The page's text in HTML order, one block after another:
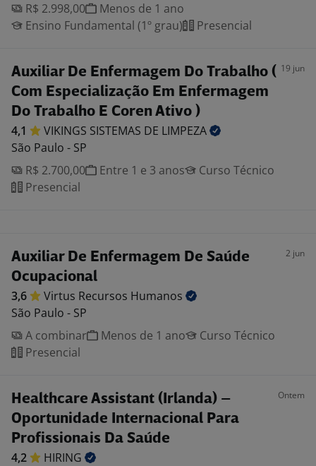
R$ 2.998,00
Menos de 1 ano
Ensino Fundamental (1º grau)
Presencial
Auxiliar De Enfermagem Do Trabalho (
Com Especialização Em Enfermagem
Do Trabalho E Coren Ativo )
19 jun
4,1 VIKINGS SISTEMAS DE LIMPEZA
São Paulo - SP
R$ 2.700,00
Entre 1 e 3 anos
Curso Técnico
Presencial
Auxiliar De Enfermagem De Saúde
Ocupacional
2 jun
3,6 Virtus Recursos Humanos
São Paulo - SP
A combinar
Menos de 1 ano
Curso Técnico
Presencial
Healthcare Assistant (Irlanda) –
Oportunidade Internacional Para
Profissionais Da Saúde
Ontem
4,2
HIRING